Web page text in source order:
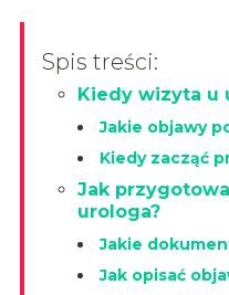
Spis treści:
Kiedy wizyta u
Jakie objawy
Kiedy zacząć
Jak
urologa?
Jakie
Jak opisać